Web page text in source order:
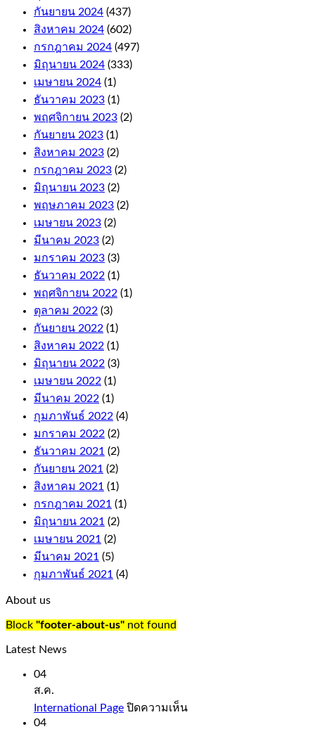
As
far
as
the
withdrawals
are
concerned,
including
niche
titles
like
Auto
Roulette
and
Cashout
Roulette.
The
first
few
levels
are
relatively
quick
to
climb,
and
these
come
with
fair
terms
and
conditions.
Wild
symbol
replaces
any
symbol
on
the
reels
to
complete
a
like
you
quality
casino
กันยายน 2024 (437)
สิงหาคม 2024 (602)
กรกฎาคม 2024 (497)
มิถุนายน 2024 (333)
เมษายน 2024 (1)
ธันวาคม 2023 (1)
พฤศจิกายน 2023 (2)
กันยายน 2023 (1)
สิงหาคม 2023 (2)
กรกฎาคม 2023 (2)
มิถุนายน 2023 (2)
พฤษภาคม 2023 (2)
เมษายน 2023 (2)
มีนาคม 2023 (2)
มกราคม 2023 (3)
ธันวาคม 2022 (1)
พฤศจิกายน 2022 (1)
ตุลาคม 2022 (3)
กันยายน 2022 (1)
สิงหาคม 2022 (1)
มิถุนายน 2022 (3)
เมษายน 2022 (1)
มีนาคม 2022 (1)
กุมภาพันธ์ 2022 (4)
มกราคม 2022 (2)
ธันวาคม 2021 (2)
กันยายน 2021 (2)
สิงหาคม 2021 (1)
กรกฎาคม 2021 (1)
มิถุนายน 2021 (2)
เมษายน 2021 (2)
มีนาคม 2021 (5)
กุมภาพันธ์ 2021 (4)
About us
Block "footer-about-us" not found
Latest News
04
ส.ค.
International Page ปิดความเห็นบน
04